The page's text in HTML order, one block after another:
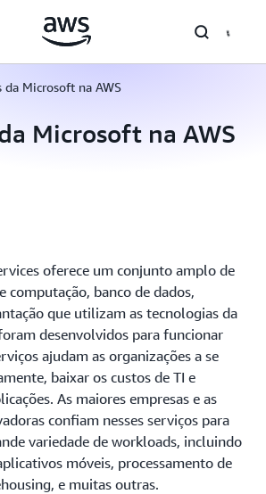
principal
da Microsoft na AWS
Microsoft na AWS
oferece um conjunto amplo de
computação, banco de dados,
que utilizam as tecnologias da
desenvolvidos para funcionar
ajudam as organizações a se
baixar os custos de TI e
As maiores empresas e as
confiam nesses serviços para
variedade de workloads, incluindo
móveis, processamento de
e muitas outras.